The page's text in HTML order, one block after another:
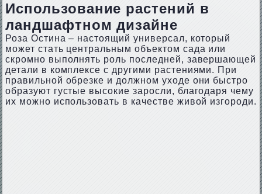
Использование растений в
ландшафтном дизайне
Роза Остина – настоящий универсал, который
может стать центральным объектом сада или
скромно выполнять роль последней, завершающей
детали в комплексе с другими растениями. При
правильной обрезке и должном уходе они быстро
образуют густые высокие заросли, благодаря чему
их можно использовать в качестве живой изгороди.